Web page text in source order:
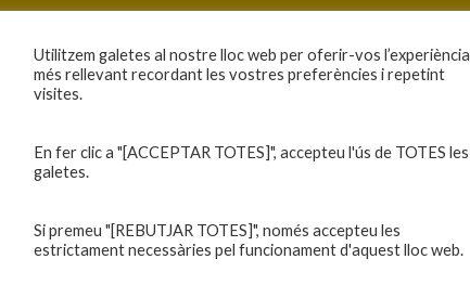
Utilitzem galetes al nostre lloc web per oferir-vos l’experiència
més rellevant recordant les vostres preferències i repetint
visites.
En fer clic a "[ACCEPTAR TOTES]", accepteu l'ús de TOTES les
galetes.
Si premeu "[REBUTJAR TOTES]", només accepteu les
estrictament necessàries pel funcionament d'aquest lloc web.